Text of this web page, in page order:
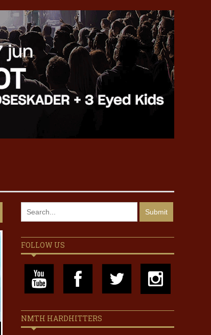
FOLLOW US
NMTH HARDHITTERS